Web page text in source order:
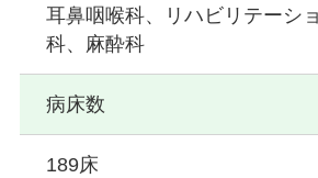
耳鼻咽喉科、リハビリテーシ
科、麻酔科
病床数
189床